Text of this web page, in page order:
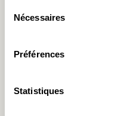
Nécessaires
Préférences
Statistiques
Pensions, un quatuor de